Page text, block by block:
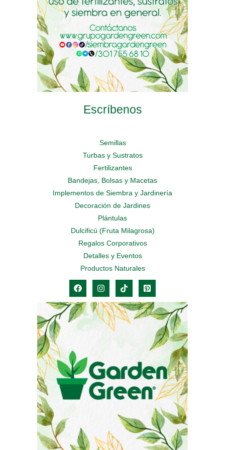
página
de
producto
página
de
producto
página
de
producto
Escríbenos
Semillas
Turbas y Sustratos
Fertilizantes
Bandejas, Bolsas y Macetas
Implementos de Siembra y Jardinería
Decoración de Jardines
Plántulas
Dulcificú (Fruta Milagrosa)
Regalos Corporativos
Detalles y Eventos
Productos Naturales